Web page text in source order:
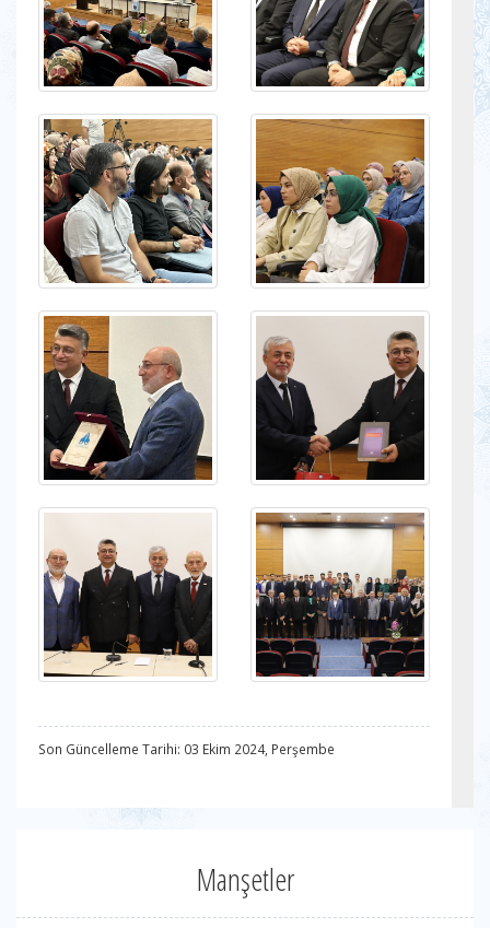
Son Güncelleme Tarihi: 03 Ekim 2024, Perşembe
Manşetler